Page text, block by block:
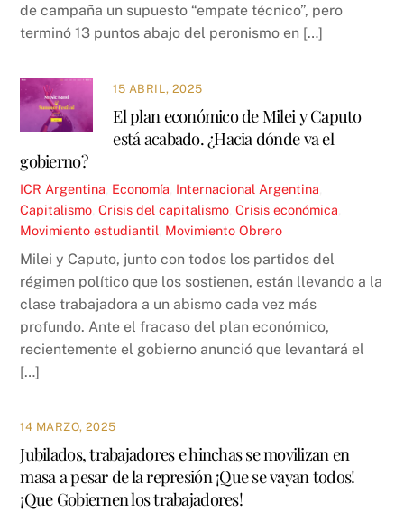
de campaña un supuesto “empate técnico”, pero
terminó 13 puntos abajo del peronismo en […]
15 ABRIL, 2025
El plan económico de Milei y Caputo
está acabado. ¿Hacia dónde va el
gobierno?
ICR Argentina Economía Internacional Argentina
Capitalismo ,Crisis del capitalismo ,Crisis económica
Movimiento estudiantil Movimiento Obrero
Milei y Caputo, junto con todos los partidos del
régimen político que los sostienen, están llevando a la
clase trabajadora a un abismo cada vez más
profundo. Ante el fracaso del plan económico,
recientemente el gobierno anunció que levantará el
[…]
14 MARZO, 2025
Jubilados, trabajadores e hinchas se movilizan en
masa a pesar de la represión ¡Que se vayan todos!
¡Que Gobiernen los trabajadores!